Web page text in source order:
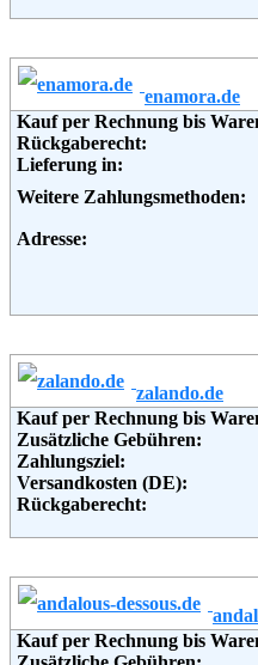
Weitere Zahlungsmethoden:
Adresse:
Telefon:
Fax:
enamora.de
Kauf per Rechnung bis
Rückgaberecht:
Lieferung in:
Weitere Zahlungsmethoden:
Adresse:
Soziale Kanäle:
Weiterführendezalando.de
Kauf per Rechnung bis
Zusätzliche Gebühren:
Zahlungsziel:
Versandkosten (DE):
Rückgaberecht:
Weitere Zahlungsmethoden:
Adresse:
Kauf per Rechnung bis